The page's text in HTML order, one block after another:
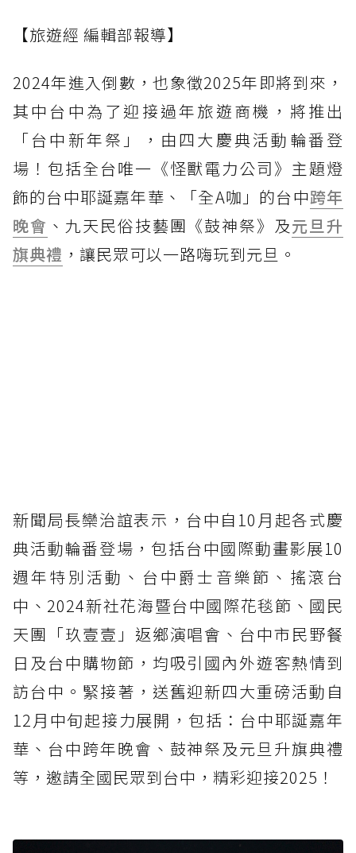
【旅遊經 編輯部報導】
2024年進入倒數，也象徵2025年即將到來，
其中台中為了迎接過年旅遊商機，將推出
「台中新年祭」，由四大慶典活動輪番登
場！包括全台唯一《怪獸電力公司》主題燈
飾的台中耶誕嘉年華、「全A咖」的台中跨年
晚會 、九天民俗技藝團《鼓神祭》及元旦升
旗典禮 ，讓民眾可以一路嗨玩到元旦。
新聞局長欒治誼表示，台中自10月起各式慶
典活動輪番登場，包括台中國際動畫影展10
週年特別活動、台中爵士音樂節、搖滾台
中、2024新社花海暨台中國際花毯節、國民
天團「玖壹壹」返鄉演唱會、台中市民野餐
日及台中購物節，均吸引國內外遊客熱情到
訪台中。緊接著，送舊迎新四大重磅活動自
12月中旬起接力展開，包括：台中耶誕嘉年
華、台中跨年晚會、鼓神祭及元旦升旗典禮
等，邀請全國民眾到台中，精彩迎接2025！